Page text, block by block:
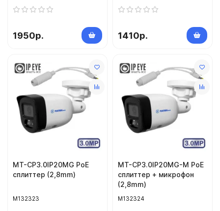
1950р. 1410р.
MT-CP3.0IP20MG PoE
сплиттер (2,8mm)
M132323
MT-CP3.0IP20MG-M PoE
сплиттер + микрофон
(2,8mm)
M132324